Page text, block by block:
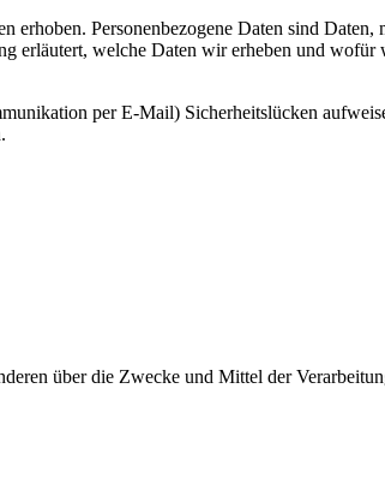
erhoben. Personenbezogene Daten sind Daten,
erläutert, welche Daten wir erheben und wofür
per E-Mail) Sicherheitslücken
über die Zwecke und Mittel der